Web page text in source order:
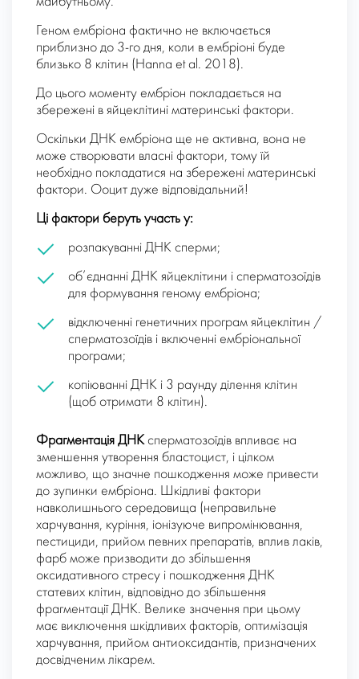
Геном ембріона фактично не включається
приблизно до 3-го дня, коли в ембріоні буде
близько 8 клітин (Hanna et al. 2018).
До цього моменту ембріон покладається на
збережені в яйцеклітині материнські фактори.
Оскільки ДНК ембріона ще не активна, вона не
може створювати власні фактори, тому їй
необхідно покладатися на збережені материнські
фактори. Ооцит дуже відповідальний!
Ці фактори беруть участь у:
розпакуванні ДНК сперми;
об’єднанні ДНК яйцеклітини і сперматозоїдів
для формування геному ембріона;
відключенні генетичних програм яйцеклітин /
сперматозоїдів і включенні ембріональної
програми;
копіюванні ДНК і 3 раунду ділення клітин
(щоб отримати 8 клітин).
Фрагментація ДНКсперматозоїдів впливає на
зменшення утворення бластоцист, і цілком
можливо, що значне пошкодження може привести
до зупинки ембріона. Шкідливі фактори
навколишнього середовища (неправильне
харчування, куріння, іонізуюче випромінювання,
пестициди, прийом певних препаратів, вплив лаків,
фарб може призводити до збільшення
оксидативного стресу і пошкодження ДНК
статевих клітин, відповідно до збільшення
фрагментації ДНК. Велике значення при цьому
має виключення шкідливих факторів, оптимізація
харчування, прийом антиоксидантів, призначених
досвідченим лікарем.